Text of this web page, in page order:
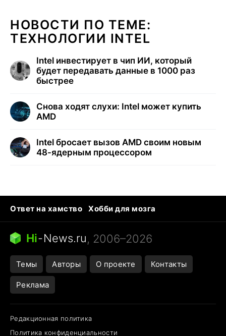
НОВОСТИ ПО ТЕМЕ:
ТЕХНОЛОГИИ INTEL
Intel инвестирует в чип ИИ, который
будет передавать данные в 1000 раз
быстрее
Снова ходят слухи: Intel может купить
AMD
Intel бросает вызов AMD своим новым
48-ядерным процессором
Ответ на хамство
Хобби для мозга
Бензин 100 и 95
Тунцы в океанариуме
Следующая пандемия
Hi-News.ru, 2006–2026
Темы Авторы О проекте Контакты
Реклама
Редакционная политика
Политика конфиденциальности